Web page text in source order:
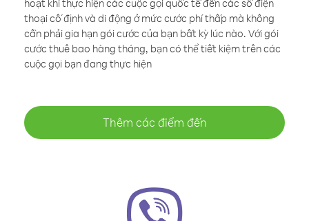
hoạt khi thực hiện các cuộc gọi quốc tế đến các số điện
thoại cố định và di động ở mức cước phí thấp mà không
cần phải gia hạn gói cước của bạn bất kỳ lúc nào. Với gói
cước thuê bao hàng tháng, bạn có thể tiết kiệm trên các
cuộc gọi bạn đang thực hiện
Thêm các điểm đến